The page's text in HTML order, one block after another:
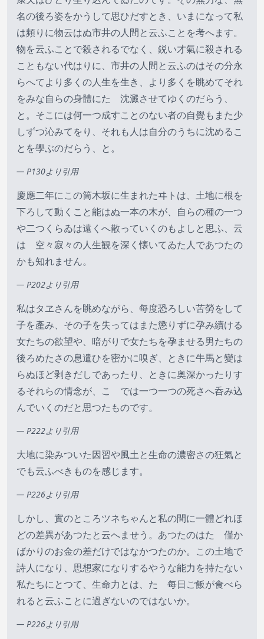
名の後ろ姿をかうして思ひだすとき、いまになって私
は頻りに物云はぬ市井の人間と云ふことを考へます。
物を云ふことで殺されるでなく、鋭い才氣に殺される
こともない代はりに、市井の人間と云ふのはその分永
らへてより多くの人生を生き、より多くを眺めてそれ
をみな自らの身體にたゞ沈澱させてゆくのだらう、
と。そこには何一つ成すことのない者の自覺もまた少
しずつ沁みてをり、それも人は自分のうちに沈めるこ
とを學ぶのだらう、と。
— P130より引用
慶應二年にこの筒木坂に生まれたヰトは、土地に根を
下ろして動くこと能はぬ一本の木が、自らの種の一つ
や二つくらゐは遠くへ散っていくのもよしと思ふ、云
はゞ空々寂々の人生観を深く懐いてゐた人であつたの
かも知れません。
— P202より引用
私はタヱさんを眺めながら、每度恐ろしい苦勞をして
子を產み、その子を失ってはまた懲りずに孕み續ける
女たちの欲望や、暗がりで女たちを孕ませる男たちの
後ろめたさの息遣ひを密かに嗅ぎ、ときに牛馬と變は
らぬほど剥きだしであったり、ときに奥深かったりす
るそれらの情念が、こゝでは一つ一つの死さへ呑み込
んでいくのだと思つたものです。
— P222より引用
大地に染みついた因習や風土と生命の濃密さの狂氣と
でも云ふべきものを感じます。
— P226より引用
しかし、實のところツネちゃんと私の間に一體どれほ
どの差異があつたと云へませう。あつたのはたゞ僅か
ばかりのお金の差だけではなかつたのか。この土地で
詩人になり、思想家になりするやうな能力を持たない
私たちにとつて、生命力とは、たゞ每日ご飯が食べら
れると云ふことに過ぎないのではないか。
— P226より引用